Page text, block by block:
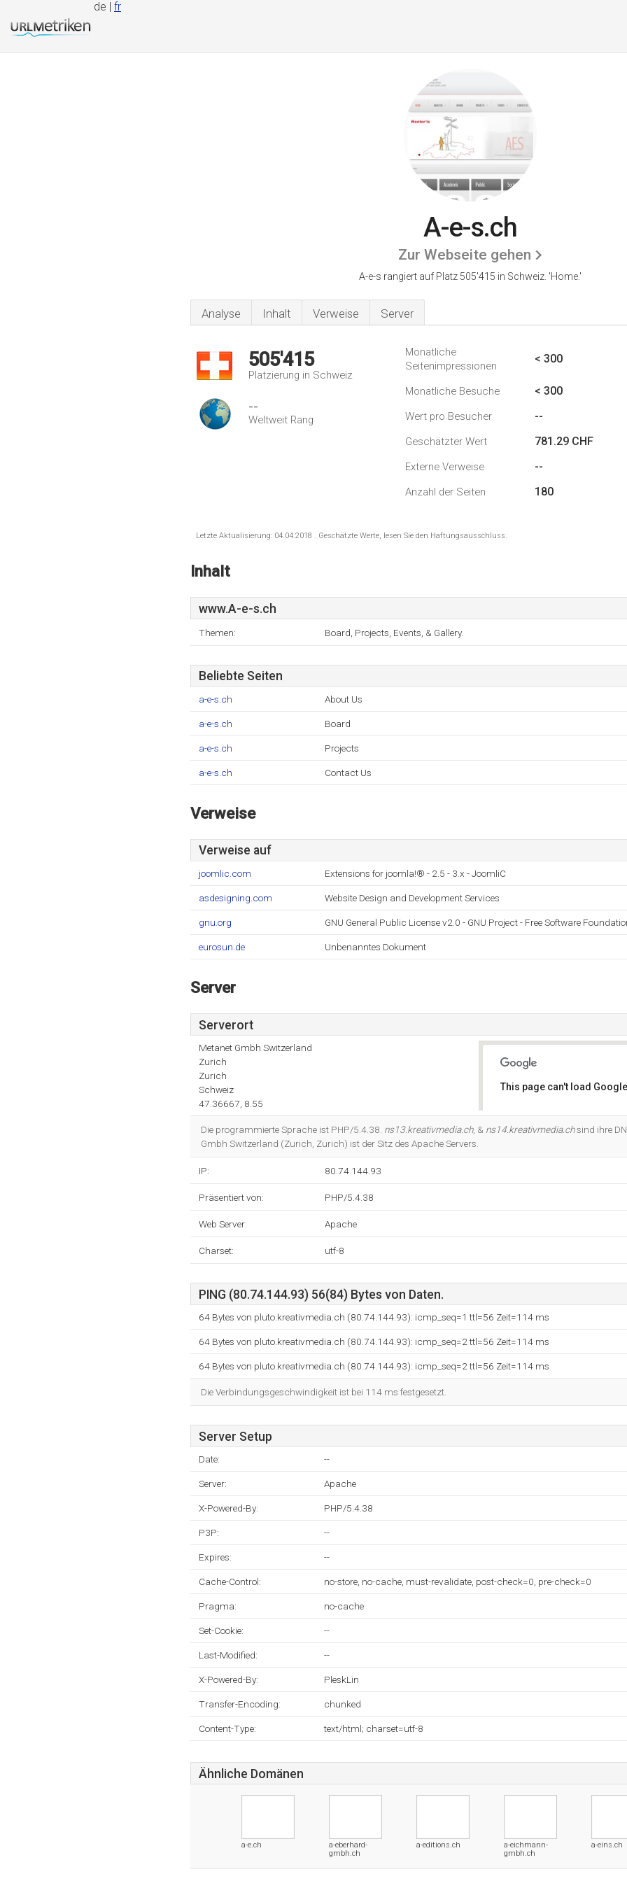
de | fr
A-e-s.ch
Zur Webseite gehen
A-e-s rangiert auf Platz 505'415 in Schweiz. 'Home.'
Analyse Inhalt Verweise Server
505'415
Platzierung in Schweiz
--
Weltweit Rang
Monatliche
Seitenimpressionen
< 300
Monatliche Besuche < 300
Wert pro Besucher --
Geschätzter Wert 781.29 CHF
Externe Verweise --
Anzahl der Seiten 180
Letzte Aktualisierung: 04.04.2018 . Geschätzte Werte, lesen Sie den Haftungsausschluss.
Inhalt
www.A-e-s.ch
Themen: Board, Projects, Events, & Gallery.
Beliebte Seiten
a-e-s.ch About Us
a-e-s.ch Board
a-e-s.ch Projects
a-e-s.ch Contact Us
Verweise
Verweise auf
joomlic.com Extensions for joomla!® - 2.5 - 3.x - JoomliC
asdesigning.com Website Design and Development Services
gnu.org GNU General Public License v2.0 - GNU Project - Free Software
eurosun.de Unbenanntes Dokument
Server
Serverort
Metanet Gmbh Switzerland
Zurich
Zurich
Schweiz
47.36667, 8.55
This page can't load
Die programmierte Sprache ist PHP/5.4.38. ns13.kreativmedia.ch, & ns14.kreativmedia.chsind ihre
Gmbh Switzerland (Zurich, Zurich) ist der Sitz des Apache Servers.
IP: 80.74.144.93
Präsentiert von: PHP/5.4.38
Web Server: Apache
Charset: utf-8
PING (80.74.144.93) 56(84) Bytes von Daten.
64 Bytes von pluto.kreativmedia.ch (80.74.144.93): icmp_seq=1 ttl=56 Zeit=114 ms
64 Bytes von pluto.kreativmedia.ch (80.74.144.93): icmp_seq=2 ttl=56 Zeit=114 ms
64 Bytes von pluto.kreativmedia.ch (80.74.144.93): icmp_seq=2 ttl=56 Zeit=114 ms
Die Verbindungsgeschwindigkeit ist bei 114 ms festgesetzt.
Server Setup
Date: --
Server: Apache
X-Powered-By: PHP/5.4.38
P3P: --
Expires: --
Cache-Control: no-store, no-cache, must-revalidate, post-check=0, pre-check=0
Pragma: no-cache
Set-Cookie: --
Last-Modified: --
X-Powered-By: PleskLin
Transfer-Encoding: chunked
Content-Type: text/html; charset=utf-8
Ähnliche Domänen
a-e.ch
a-eberhard-
gmbh.ch
a-editions.ch
a-eichmann-
gmbh.ch
a-eins.ch